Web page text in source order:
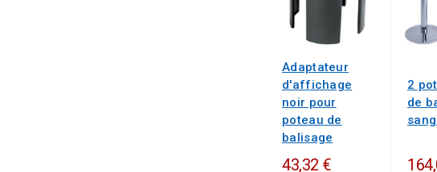
Adaptateur
d'affichage
noir pour
poteau de
balisage
43,32 €
2
de